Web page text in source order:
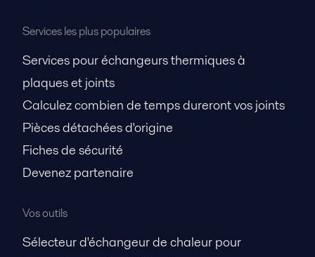
Services les plus populaires
Services pour échangeurs thermiques à
plaques et joints
Calculez combien de temps dureront vos joints
Pièces détachées d'origine
Fiches de sécurité
Devenez partenaire
Vos outils
Sélecteur d'échangeur de chaleur pour